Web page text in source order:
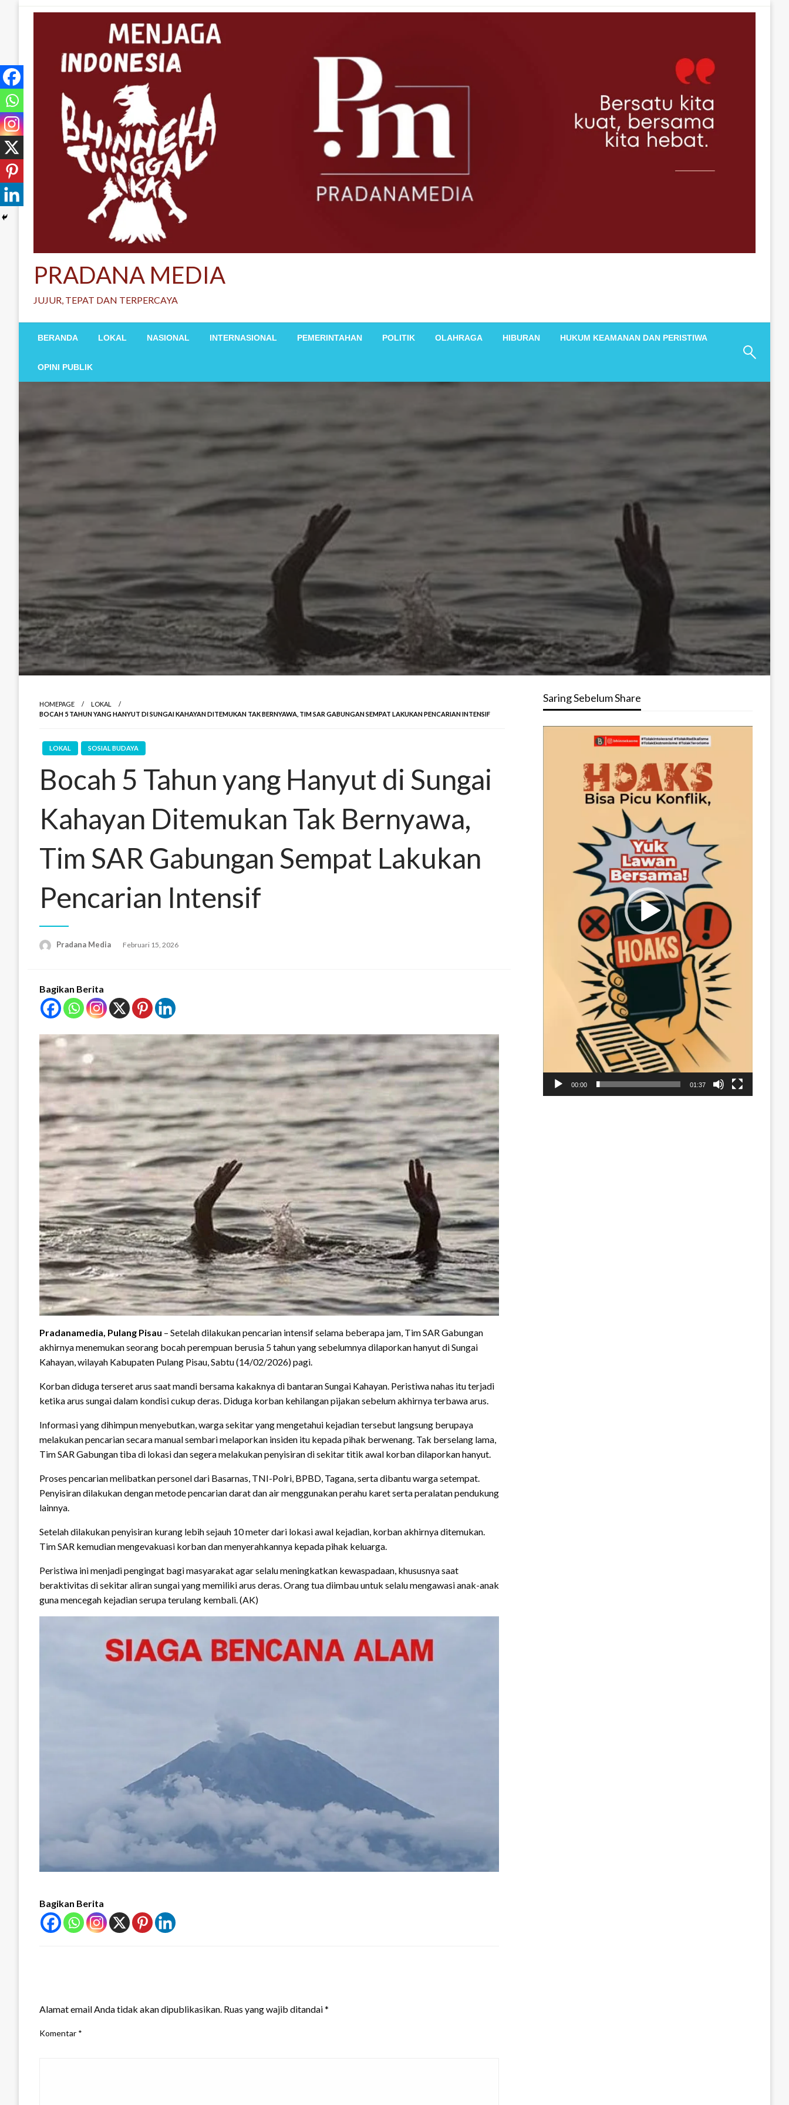
PRADANA MEDIA
JUJUR, TEPAT DAN TERPERCAYA
BERANDA LOKAL NASIONAL INTERNASIONAL PEMERINTAHAN POLITIK OLAHRAGA HIBURAN HUKUM KEAMANAN DAN PERISTIWA
OPINI PUBLIK
HOMEPAGE
LOKAL
BOCAH 5 TAHUN YANG HANYUT DI SUNGAI KAHAYAN DITEMUKAN TAK BERNYAWA, TIM SAR GABUNGAN SEMPAT LAKUKAN PENCARIAN INTENSIF
LOKAL SOSIAL BUDAYA
Bocah 5 Tahun yang Hanyut di Sungai
Kahayan Ditemukan Tak Bernyawa,
Tim SAR Gabungan Sempat Lakukan
Pencarian Intensif
Pradana Media Februari 15, 2026
Bagikan Berita
Pradanamedia, Pulang Pisau – Setelah dilakukan pencarian intensif selama beberapa jam, Tim SAR Gabungan
akhirnya menemukan seorang bocah perempuan berusia 5 tahun yang sebelumnya dilaporkan hanyut di Sungai
Kahayan, wilayah Kabupaten Pulang Pisau, Sabtu (14/02/2026) pagi.
Korban diduga terseret arus saat mandi bersama kakaknya di bantaran Sungai Kahayan. Peristiwa nahas itu terjadi
ketika arus sungai dalam kondisi cukup deras. Diduga korban kehilangan pijakan sebelum akhirnya terbawa arus.
Informasi yang dihimpun menyebutkan, warga sekitar yang mengetahui kejadian tersebut langsung berupaya
melakukan pencarian secara manual sembari melaporkan insiden itu kepada pihak berwenang. Tak berselang lama,
Tim SAR Gabungan tiba di lokasi dan segera melakukan penyisiran di sekitar titik awal korban dilaporkan hanyut.
Proses pencarian melibatkan personel dari Basarnas, TNI-Polri, BPBD, Tagana, serta dibantu warga setempat.
Penyisiran dilakukan dengan metode pencarian darat dan air menggunakan perahu karet serta peralatan pendukung
lainnya.
Setelah dilakukan penyisiran kurang lebih sejauh 10 meter dari lokasi awal kejadian, korban akhirnya ditemukan.
Tim SAR kemudian mengevakuasi korban dan menyerahkannya kepada pihak keluarga.
Peristiwa ini menjadi pengingat bagi masyarakat agar selalu meningkatkan kewaspadaan, khususnya saat
beraktivitas di sekitar aliran sungai yang memiliki arus deras. Orang tua diimbau untuk selalu mengawasi anak-anak
guna mencegah kejadian serupa terulang kembali. (AK)
Bagikan Berita
Alamat email Anda tidak akan dipublikasikan. Ruas yang wajib ditandai*
Komentar *
Saring Sebelum Share
00:00 01:37